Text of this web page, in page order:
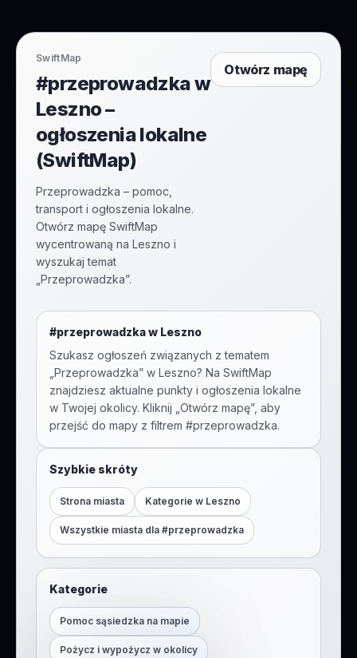
SwiftMap
#przeprowadzka w
Leszno –
ogłoszenia lokalne
(SwiftMap)
Przeprowadzka – pomoc,
transport i ogłoszenia lokalne.
Otwórz mapę SwiftMap
wycentrowaną na Leszno i
wyszukaj temat
„Przeprowadzka”.
Otwórz mapę
#przeprowadzkaw Leszno
Szukasz ogłoszeń związanych z tematem
Przeprowadzka” w Leszno? Na SwiftMap
znajdziesz aktualne punkty i ogłoszenia lokalne
w Twojej okolicy. Kliknij „Otwórz mapę”, aby
przejść do mapy z filtrem #przeprowadzka.
Szybkie skróty
Strona miasta Kategorie w Leszno
Wszystkie miasta dla #przeprowadzka
Kategorie
Pomoc sąsiedzka na mapie
Pożycz i wypożycz w okolicy